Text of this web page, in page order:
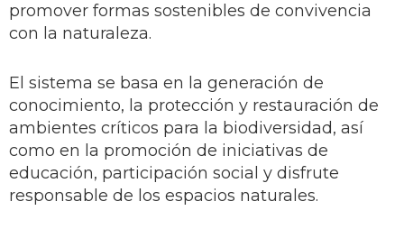
promover formas sostenibles de convivencia
con la naturaleza.
El sistema se basa en la generación de
conocimiento, la protección y restauración de
ambientes críticos para la biodiversidad, así
como en la promoción de iniciativas de
educación, participación social y disfrute
responsable de los espacios naturales.